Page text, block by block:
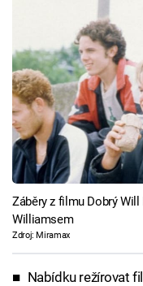
Záběry z filmu Dobrý
Williamsem
Zdroj: Miramax
Nabídku režírovat